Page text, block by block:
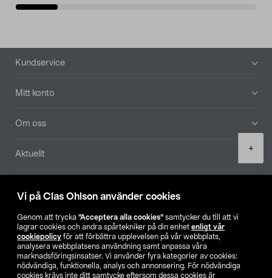
Vi på Clas Ohlson använder cookies
Genom att trycka ”Acceptera alla cookies” samtycker du till att vi
lagrar cookies och andra spårtekniker på din enhet enligt vår
cookiepolicy för att förbättra upplevelsen på vår webbplats,
analysera webbplatsens användning samt anpassa våra
marknadsföringsinsatser. Vi använder fyra kategorier av cookies:
nödvändiga, funktionella, analys och annonsering. För nödvändiga
cookies krävs inte ditt samtycke eftersom dessa cookies är
+
Sidfot
Kundservice
Mitt konto
Om oss
Aktuellt
Hitta butik
SE NO FI